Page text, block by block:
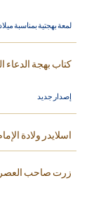
لمعة بهجتية بمناسبة
كتاب بهجة الدعاء
إصدار جديد
اسلايدر ولادة
زرت صاحب العصر